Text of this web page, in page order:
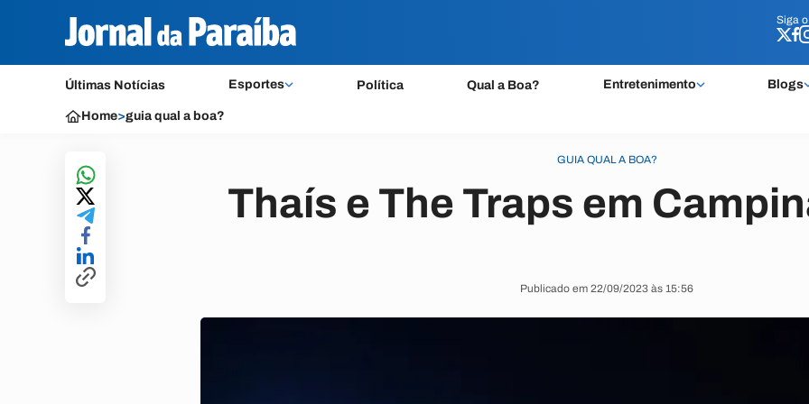
Siga o
Últimas Notícias Esportes Política Qual a Boa? Entretenimento Blogs
Siga o
Home>guia qual a boa?
GUIA QUAL A BOA?
Thaís e The Traps em
Publicado em 22/09/2023 às 15:56